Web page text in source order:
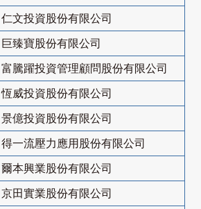
仁文投資股份有限公司
巨臻寶股份有限公司
富騰躍投資管理顧問股份有限公司
恆威投資股份有限公司
景億投資股份有限公司
得一流壓力應用股份有限公司
爾本興業股份有限公司
京田實業股份有限公司